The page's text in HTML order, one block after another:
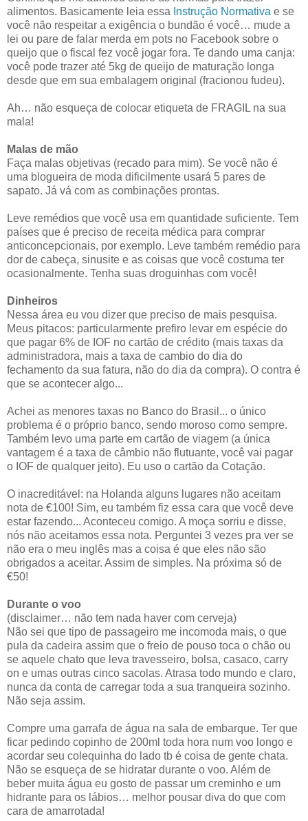
alimentos. Basicamente leia essa Instrução Normativa e se
você não respeitar a exigência o bundão é você… mude a
lei ou pare de falar merda em pots no Facebook sobre o
queijo que o fiscal fez você jogar fora. Te dando uma canja:
você pode trazer até 5kg de queijo de maturação longa
desde que em sua embalagem original (fracionou fudeu).
Ah… não esqueça de colocar etiqueta de FRAGIL na sua
mala!
Malas de mão
Faça malas objetivas (recado para mim). Se você não é
uma blogueira de moda dificilmente usará 5 pares de
sapato. Já vá com as combinações prontas.
Leve remédios que você usa em quantidade suficiente. Tem
países que é preciso de receita médica para comprar
anticoncepcionais, por exemplo. Leve também remédio para
dor de cabeça, sinusite e as coisas que você costuma ter
ocasionalmente. Tenha suas droguinhas com você!
Dinheiros
Nessa área eu vou dizer que preciso de mais pesquisa.
Meus pitacos: particularmente prefiro levar em espécie do
que pagar 6% de IOF no cartão de crédito (mais taxas da
administradora, mais a taxa de cambio do dia do
fechamento da sua fatura, não do dia da compra). O contra é
que se acontecer algo...
Achei as menores taxas no Banco do Brasil... o único
problema é o próprio banco, sendo moroso como sempre.
Também levo uma parte em cartão de viagem (a única
vantagem é a taxa de câmbio não flutuante, você vai pagar
o IOF de qualquer jeito). Eu uso o cartão da Cotação.
O inacreditável: na Holanda alguns lugares não aceitam
nota de €100! Sim, eu também fiz essa cara que você deve
estar fazendo... Aconteceu comigo. A moça sorriu e disse,
nós não aceitamos essa nota. Perguntei 3 vezes pra ver se
não era o meu inglês mas a coisa é que eles não são
obrigados a aceitar. Assim de simples. Na próxima só de
€50!
Durante o voo
(disclaimer… não tem nada haver com cerveja)
Não sei que tipo de passageiro me incomoda mais, o que
pula da cadeira assim que o freio de pouso toca o chão ou
se aquele chato que leva travesseiro, bolsa, casaco, carry
on e umas outras cinco sacolas. Atrasa todo mundo e claro,
nunca da conta de carregar toda a sua tranqueira sozinho.
Não seja assim.
Compre uma garrafa de água na sala de embarque. Ter que
ficar pedindo copinho de 200ml toda hora num voo longo e
acordar seu colequinha do lado tb é coisa de gente chata.
Não se esqueça de se hidratar durante o voo. Além de
beber muita água eu gosto de passar um creminho e um
hidrante para os lábios… melhor pousar diva do que com
cara de amarrotada!